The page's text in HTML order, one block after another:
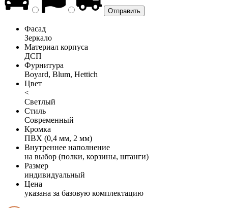
Фасад
Зеркало
Материал корпуса
ДСП
Фурнитура
Boyard, Blum, Hettich
Цвет
<
Светлый
Стиль
Современный
Кромка
ПВХ (0,4 мм, 2 мм)
Внутреннее наполнение
на выбор (полки, корзины, штанги)
Размер
индивидуальный
Цена
указана за базовую комплектацию